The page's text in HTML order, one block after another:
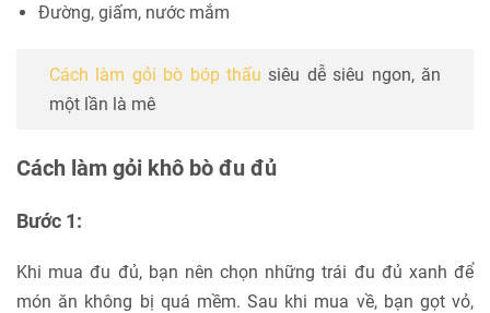
Đường, giấm, nước mắm
Cách làm gỏi bò bóp thấu siêu dễ siêu ngon, ăn
một lần là mê
Cách làm gỏi khô bò đu đủ
Bước 1:
Khi mua đu đủ, bạn nên chọn những trái đu đủ xanh để
món ăn không bị quá mềm. Sau khi mua về, bạn gọt vỏ,